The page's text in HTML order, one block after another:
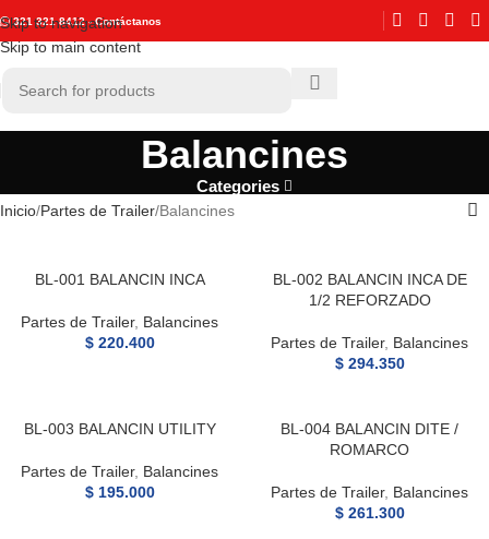
Skip to navigation
Skip to main content
321 321 8412 - Contáctanos
Balancines
Categories
Inicio Partes de Trailer Balancines
BL-001 BALANCIN INCA
Partes de Trailer, Balancines
$220.400
BL-002 BALANCIN INCA DE
1/2 REFORZADO
Partes de Trailer, Balancines
$294.350
BL-003 BALANCIN UTILITY
Partes de Trailer, Balancines
$195.000
BL-004 BALANCIN DITE /
ROMARCO
Partes de Trailer, Balancines
$261.300